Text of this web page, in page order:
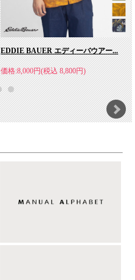
EDDIE BAUER エディーバウアー...
価格:8,000円(税込 8,800円)